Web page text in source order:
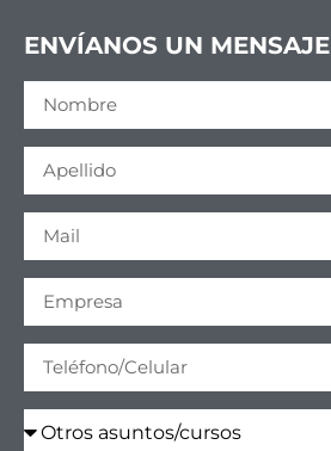
ENVÍANOS UN MENSAJE